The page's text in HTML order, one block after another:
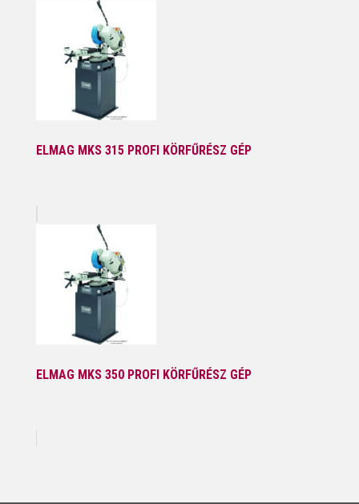
ELMAG MKS 315 PROFI KÖRFŰRÉSZ GÉP
ELMAG MKS 350 PROFI KÖRFŰRÉSZ GÉP